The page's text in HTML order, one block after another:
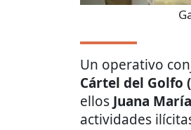
Un operativo
Cártel del Golfo
ellos Juana
actividades